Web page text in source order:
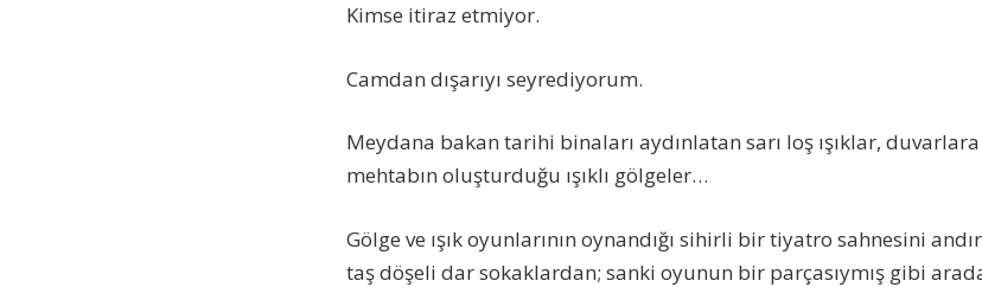
Kimse itiraz etmiyor.
Camdan dışarıyı seyrediyorum.
Meydana bakan tarihi binaları aydınlatan sarı loş ışıklar,
mehtabın oluşturduğu ışıklı gölgeler…
Gölge ve ışık oyunlarının oynandığı sihirli bir tiyatro sahnesini
taş döşeli dar sokaklardan; sanki oyunun bir parçasıymış gibi